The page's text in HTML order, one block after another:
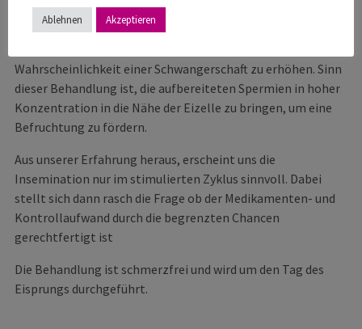
Zyklus ist IUI das einfachste Verfahren und für die Frau nur
gering belastend. In manchen Fällen wird IUI mit milder
Wahrscheinlichkeit einer Schwangerschaft zu erhöhen. Sinn
dieser Behandlung ist, die aufbereiteten Spermien in hoher
Konzentration in die Nähe der Eizelle zu bringen, um eine
Befruchtung zu fördern.
Aus unserer Erfahrung heraus, erscheint uns die
Insemination nur im stimulierten Zyklus sinnvoll. Dabei
stellt sich dann rasch die Frage ob der Medikamenten- und
Kontrollaufwand durch die begrenzten Chancen
gerechtfertigt ist
Die Behandlung ist schmerzfrei und wird um den Tag des
Eisprungs durchgeführt.
Ablehnen Akzeptieren